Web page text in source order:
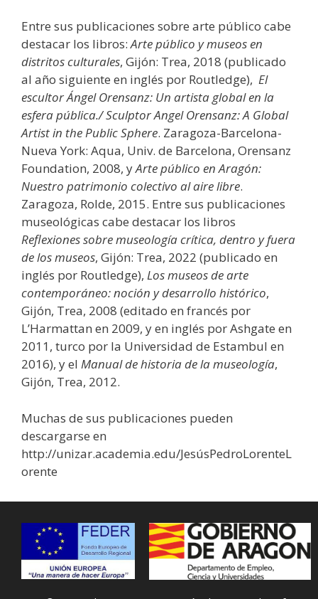
Entre sus publicaciones sobre arte público cabe
destacar los libros:Arte público y museos en
distritos culturales, Gijón: Trea, 2018 (publicado
al año siguiente en inglés por Routledge), El
escultor Ángel Orensanz: Un artista global en la
esfera pública./Sculptor AngelOrensanz: A Global
Artist in the Public Sphere. Zaragoza-Barcelona-
Nueva York: Aqua, Univ. de Barcelona, Orensanz
Foundation, 2008, yArte público en Aragón:
Nuestro patrimonio colectivo al aire libre.
Zaragoza, Rolde, 2015. Entre sus publicaciones
museológicas cabe destacar los libros
Reflexiones sobre museología crítica, dentro y fuera
de los museos, Gijón: Trea, 2022 (publicado en
inglés por Routledge), Los museos de arte
contemporáneo: noción y desarrollo histórico,
Gijón, Trea, 2008 (editado en francés por
L’Harmattan en 2009, y en inglés por Ashgate en
2011, turco por la Universidad de Estambul en
2016), y el Manual de historia de la museología,
Gijón, Trea, 2012.
Muchas de sus publicaciones pueden
descargarse en
http://unizar.academia.edu/JesúsPedroLorenteL
orente